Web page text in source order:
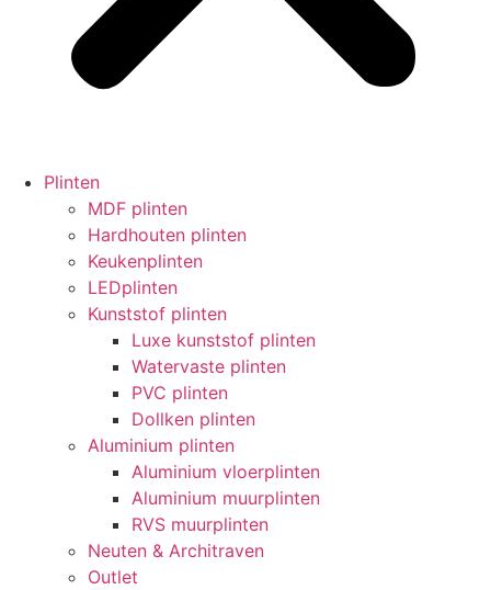
Plinten
MDF plinten
Hardhouten plinten
Keukenplinten
LEDplinten
Kunststof plinten
Luxe kunststof plinten
Watervaste plinten
PVC plinten
Dollken plinten
Aluminium plinten
Aluminium vloerplinten
Aluminium muurplinten
RVS muurplinten
Neuten & Architraven
Outlet